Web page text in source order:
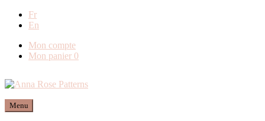
Fr
En
Mon compte
Mon panier 0
Menu
Livraison offerte en France métropolitaine